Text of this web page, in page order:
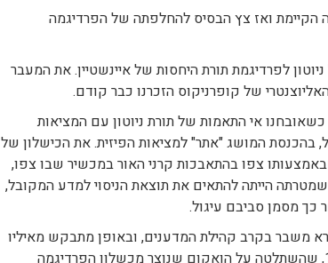
הקיימת ואז צץ הבסיס להחלפתה של הפרדיגמה
לפרדיגמת תורת היחסות של איינשטיין. את המעבר
של קופרניקוס הזכרנו כבר קודם.
כשאובחנו אי התאמות של תורת ניוטון עם המציאות
בהכנסת המושג "אתר" למציאות הפיזית. את הכישלון של
של המכשור שבאמצעותו צפו בהתאבכות קרני האור במכשיר שבו צפו,
הייתה להתאים את תוצאת הניסוי למדע המקובל,
כך מסמן סביבם עיגול.
משבר בקרב קהילת המדענים, ובאופן מתבקש מאיליו
צצה תורתו של איינשטיין, תורת היחסות הפרטית משנת 1905, שהשתלטה על הואקום שנוצר מכשלון הפרדיגמה